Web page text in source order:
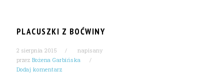
PLACUSZKI Z BOĆWINY
2 sierpnia 2015
napisany
przez Bożena Garbińska
Dodaj komentarz